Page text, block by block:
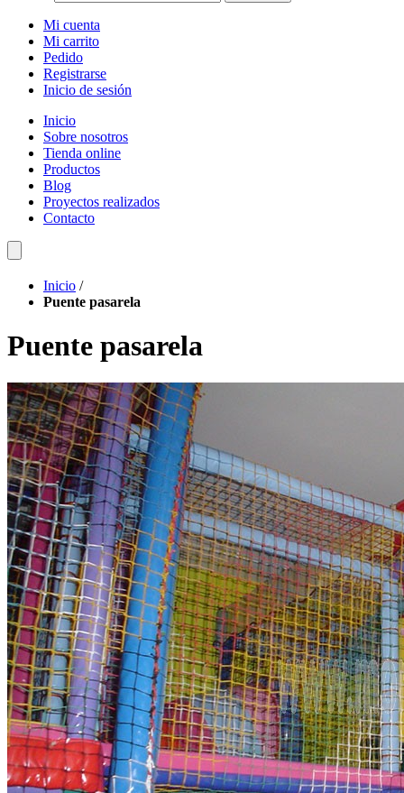
Mi cuenta
Mi carrito
Pedido
Registrarse
Inicio de sesión
Inicio
Sobre nosotros
Tienda online
Productos
Blog
Proyectos realizados
Contacto
Inicio /
Puente pasarela
Puente pasarela